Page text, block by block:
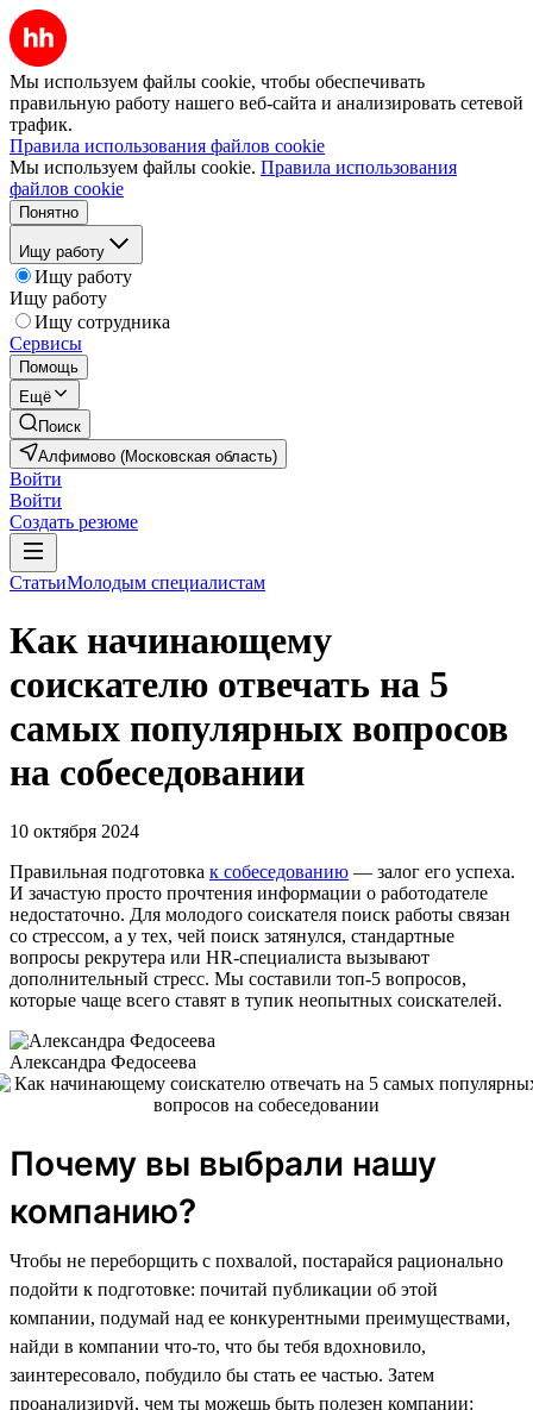
Мы используем файлы cookie, чтобы обеспечивать
правильную работу нашего веб-сайта и анализировать сетевой
трафик.
Правила использования файлов cookie
Мы используем файлы cookie. Правила использования
файлов cookie
Понятно
Ищу работу
Ищу работу
Ищу работу
Ищу сотрудника
Сервисы
Помощь
Ещё
Поиск
Алфимово (Московская область)
Войти
Войти
Создать резюме
СтатьиМолодым специалистам
Как начинающему
соискателю отвечать на 5
самых популярных вопросов
на собеседовании
10 октября 2024
Правильная подготовка к собеседованию — залог его успеха.
И зачастую просто прочтения информации о работодателе
недостаточно. Для молодого соискателя поиск работы связан
со стрессом, а у тех, чей поиск затянулся, стандартные
вопросы рекрутера или HR-специалиста вызывают
дополнительный стресс. Мы составили топ-5 вопросов,
которые чаще всего ставят в тупик неопытных соискателей.
Александра Федосеева
Почему вы выбрали нашу
компанию?
Чтобы не переборщить с похвалой, постарайся рационально
подойти к подготовке: почитай публикации об этой
компании, подумай над ее конкурентными преимуществами,
найди в компании что-то, что бы тебя вдохновило,
заинтересовало, побудило бы стать ее частью. Затем
проанализируй, чем ты можешь быть полезен компании: